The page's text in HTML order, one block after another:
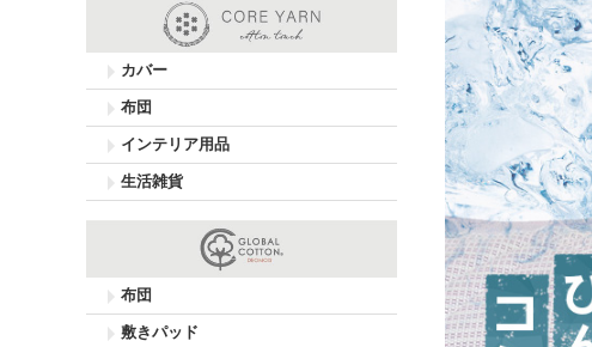
カバー
布団
インテリア用品
生活雑貨
布団
敷きパッド